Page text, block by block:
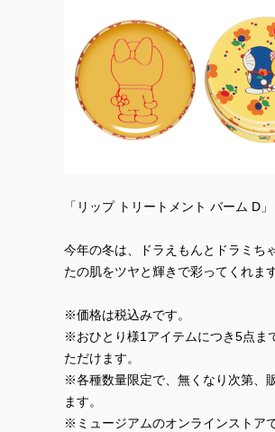
「リップ トリートメント バーム D
今年の冬は、ドラえもんとドラミち
たの肌をツヤと輝きで彩ってくれま
※価格は税込みです。
※おひとり様1アイテムにつき5点ま
ただけます。
※各種数量限定で、無くなり次第、
ます。
※ミュージアムのオンラインストア